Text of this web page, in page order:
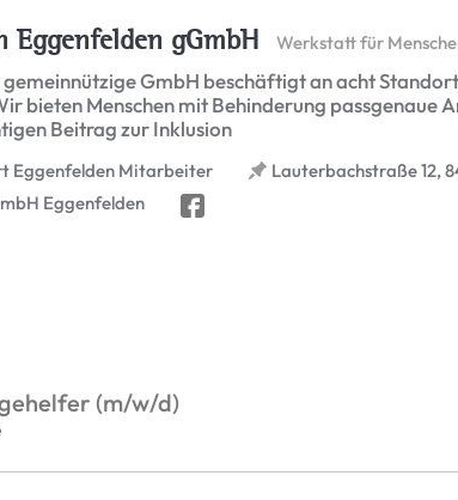
Eggenfelden gGmbH Werkstatt für
GmbH beschäftigt an acht
bieten Menschen mit Behinderung
Beitrag zur Inklusion
Eggenfelden Mitarbeiter Lauterbachstraße 12,
Eggenfelden
(m/w/d)